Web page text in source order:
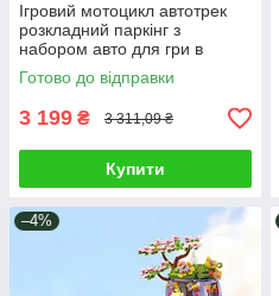
Ігровий мотоцикл автотрек
розкладний паркінг з
набором авто для гри в
гонщика 49 предметів 6
машинок світло звук пар
Готово до відправки
3 199 ₴ 3 311,09 ₴
Купити
–4%